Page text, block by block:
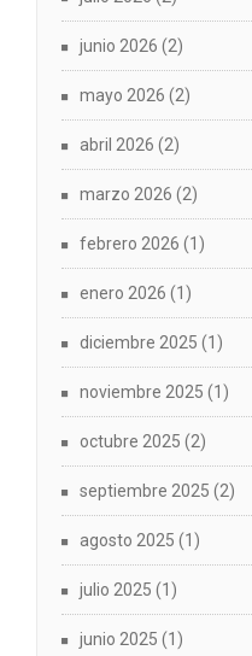
junio 2026 (2)
mayo 2026 (2)
abril 2026 (2)
marzo 2026 (2)
febrero 2026 (1)
enero 2026 (1)
diciembre 2025 (1)
noviembre 2025 (1)
octubre 2025 (2)
septiembre 2025 (2)
agosto 2025 (1)
julio 2025 (1)
junio 2025 (1)